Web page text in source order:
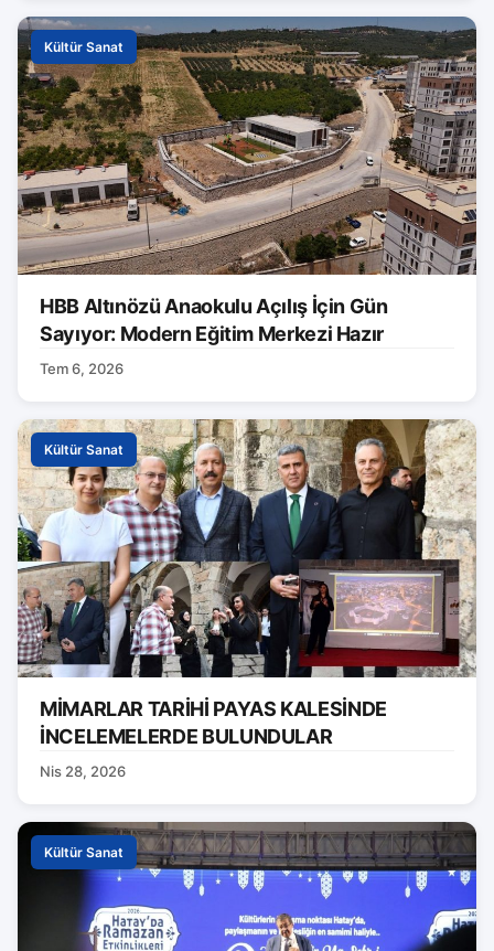
Kültür Sanat
HBB Altınözü Anaokulu Açılış İçin Gün
Sayıyor: Modern Eğitim Merkezi Hazır
Tem 6, 2026
Kültür Sanat
MİMARLAR TARİHİ PAYAS KALESİNDE
İNCELEMELERDE BULUNDULAR
Nis 28, 2026
Kültür Sanat